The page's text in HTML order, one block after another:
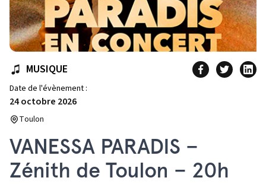
MUSIQUE
Date de l'évènement :
24 octobre 2026
Toulon
VANESSA PARADIS –
Zénith de Toulon – 20h